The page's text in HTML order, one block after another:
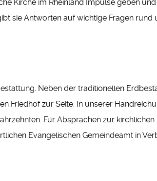
Kirche im Rheinland Impulse geben
sie Antworten auf wichtige Fragen rund
Neben der traditionellen
Friedhof zur Seite. In unserer
Für Absprachen zur
Evangelischen Gemeindeamt in